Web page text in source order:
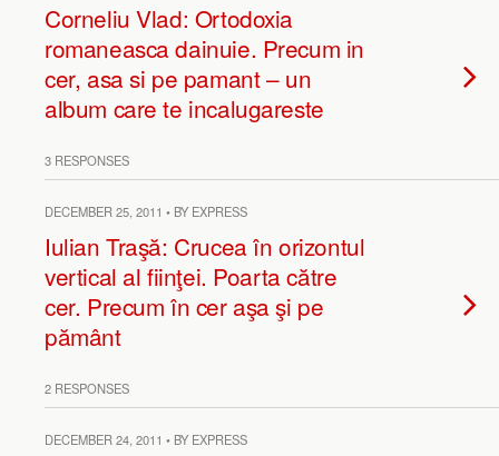
Corneliu Vlad: Ortodoxia
romaneasca dainuie. Precum in
cer, asa si pe pamant – un
album care te incalugareste
3 RESPONSES
DECEMBER 25, 2011 • BY EXPRESS
Iulian Traşă: Crucea în orizontul
vertical al fiinţei. Poarta către
cer. Precum în cer aşa şi pe
pământ
2 RESPONSES
DECEMBER 24, 2011 • BY EXPRESS